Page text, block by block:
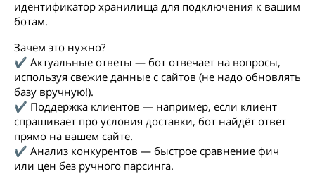
идентификатор хранилища для подключения к вашим
ботам.
Зачем это нужно?
✔ Актуальные ответы — бот отвечает на вопросы,
используя свежие данные с сайтов (не надо обновлять
базу вручную!).
✔ Поддержка клиентов — например, если клиент
спрашивает про условия доставки, бот найдёт ответ
прямо на вашем сайте.
✔ Анализ конкурентов — быстрое сравнение фич
или цен без ручного парсинга.